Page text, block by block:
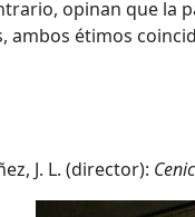
opinan que la
ambos étimos
J. L. (director):